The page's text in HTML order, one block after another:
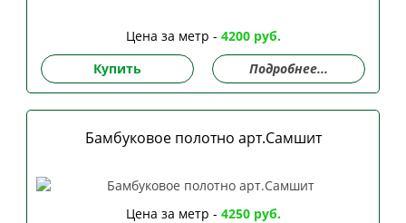
Цена за метр - 4200 руб.
Купить
Подробнее...
Бамбуковое полотно арт.Самшит
Цена за метр - 4250 руб.